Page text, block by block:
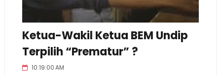
Ketua-Wakil Ketua BEM Undip
Terpilih “Prematur” ?
10:19:00 AM